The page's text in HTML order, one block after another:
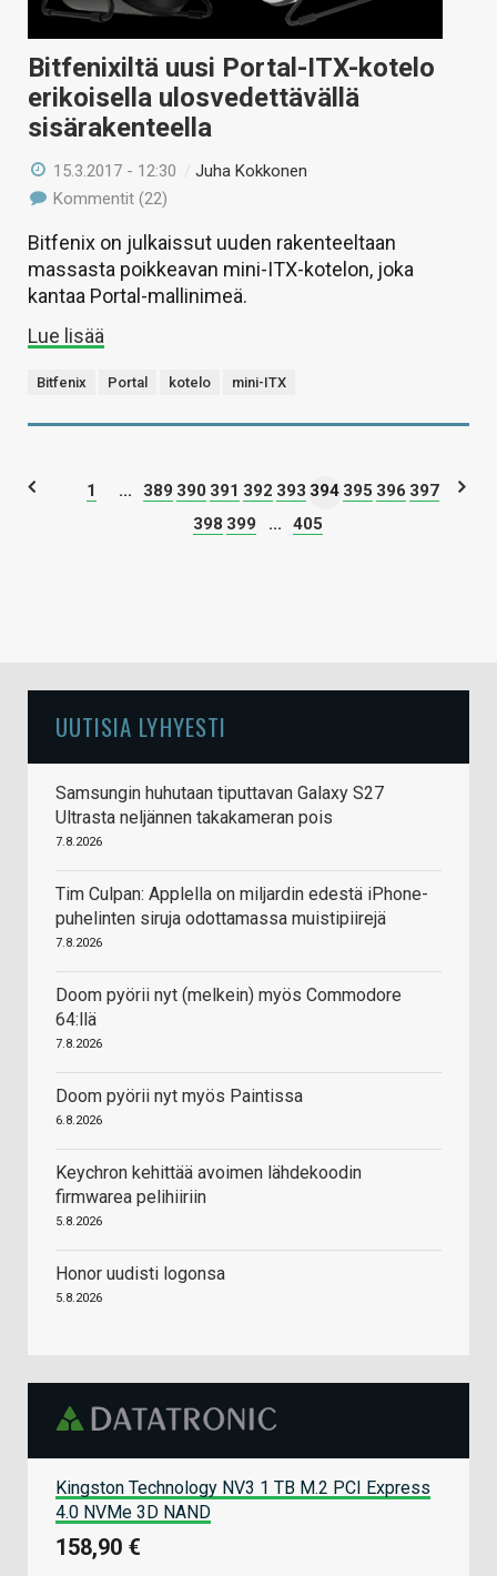
Bitfenixiltä uusi Portal-ITX-kotelo
erikoisella ulosvedettävällä
sisärakenteella
15.3.2017 - 12:30 /Juha Kokkonen
Kommentit (22)
Bitfenix on julkaissut uuden rakenteeltaan
massasta poikkeavan mini-ITX-kotelon, joka
kantaa Portal-mallinimeä.
Lue lisää
Bitfenix Portal kotelo mini-ITX
1 ... 389 390 391 392 393 394 395 396 397
398 399 ... 405
UUTISIA LYHYESTI
Samsungin huhutaan tiputtavan Galaxy S27
Ultrasta neljännen takakameran pois
7.8.2026
Tim Culpan: Applella on miljardin edestä iPhone-
puhelinten siruja odottamassa muistipiirejä
7.8.2026
Doom pyörii nyt (melkein) myös Commodore
64:llä
7.8.2026
Doom pyörii nyt myös Paintissa
6.8.2026
Keychron kehittää avoimen lähdekoodin
firmwarea pelihiiriin
5.8.2026
Honor uudisti logonsa
5.8.2026
Kingston Technology NV3 1 TB M.2 PCI Express
4.0 NVMe 3D NAND
158,90 €